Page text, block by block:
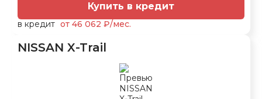
Купить в кредит
в кредит от 46 062 ₽/мес.
NISSAN X-Trail